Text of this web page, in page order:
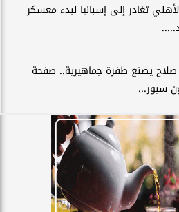
تغادر إلى إسبانيا لبدء معسكر
يصنع طفرة جماهيرية.. صفحة
سبور...